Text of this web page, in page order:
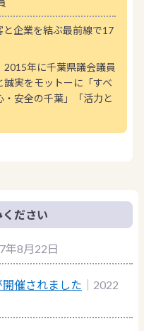
と企業を結ぶ最前線で17
年に千葉県議会議員
実をモットーに「すべ
安全の千葉」「活力と
ださい
年8月22日
催されました ｜2022